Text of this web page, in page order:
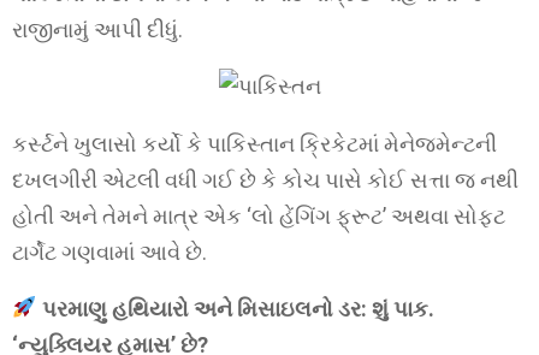
રાજીનામું આપી દીધું.
કર્સ્ટને ખુલાસો કર્યો કે પાકિસ્તાન ક્રિકેટમાં મેનેજમેન્ટની
દખલગીરી એટલી વધી ગઈ છે કે કોચ પાસે કોઈ સત્તા જ નથી
હોતી અને તેમને માત્ર એક ‘લો હેંગિંગ ફ્રૂટ’ અથવા સોફ્ટ
ટાર્ગેટ ગણવામાં આવે છે.
પરમાણુ હથિયારો અને મિસાઇલનો ડર: શું પાક.
‘ન્યુક્લિયર હમાસ’ છે?